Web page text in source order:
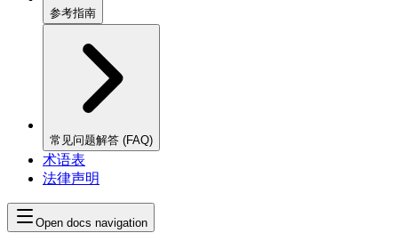
参考指南
常见问题解答 (FAQ)
术语表
法律声明
Open docs navigation